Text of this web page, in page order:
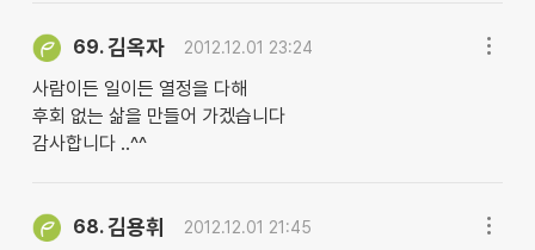
69.김옥자 2012.12.01 23:24
사람이든 일이든 열정을 다해
후회 없는 삶을 만들어 가겠습니다
감사합니다 ..^^
68.김용휘 2012.12.01 21:45